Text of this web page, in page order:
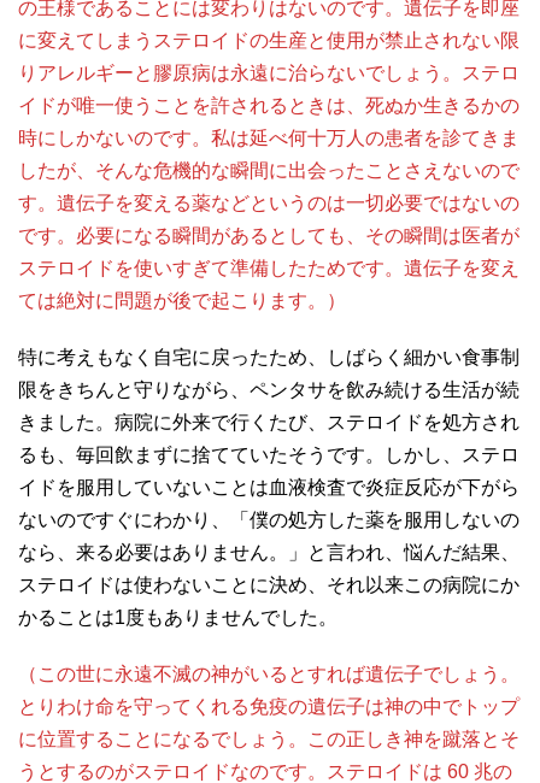
の王様であることには変わりはないのです。遺伝子を即座
に変えてしまうステロイドの生産と使用が禁止されない限
りアレルギーと膠原病は永遠に治らないでしょう。ステロ
イドが唯一使うことを許されるときは、死ぬか生きるかの
時にしかないのです。私は延べ何十万人の患者を診てきま
したが、そんな危機的な瞬間に出会ったことさえないので
す。遺伝子を変える薬などというのは一切必要ではないの
です。必要になる瞬間があるとしても、その瞬間は医者が
ステロイドを使いすぎて準備したためです。遺伝子を変え
ては絶対に問題が後で起こります。）
特に考えもなく自宅に戻ったため、しばらく細かい食事制
限をきちんと守りながら、ペンタサを飲み続ける生活が続
きました。病院に外来で行くたび、ステロイドを処方され
るも、毎回飲まずに捨てていたそうです。しかし、ステロ
イドを服用していないことは血液検査で炎症反応が下がら
ないのですぐにわかり、「僕の処方した薬を服用しないの
なら、来る必要はありません。」と言われ、悩んだ結果、
ステロイドは使わないことに決め、それ以来この病院にか
かることは1度もありませんでした。
（この世に永遠不滅の神がいるとすれば遺伝子でしょう。
とりわけ命を守ってくれる免疫の遺伝子は神の中でトップ
に位置することになるでしょう。この正しき神を蹴落とそ
うとするのがステロイドなのです。ステロイドは 60 兆の